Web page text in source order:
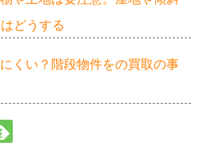
どうする
くい？階段物件をの買取の事